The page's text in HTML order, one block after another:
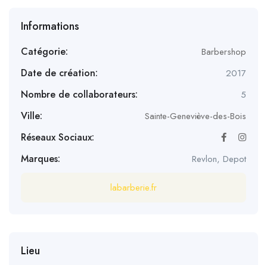
Informations
Catégorie: Barbershop
Date de création: 2017
Nombre de collaborateurs: 5
Ville: Sainte-Geneviève-des-Bois
Réseaux Sociaux:
Marques:
Revlon, Depot
labarberie.fr
Lieu